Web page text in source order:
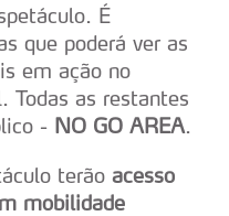
É
que poderá ver as
em ação no
Todas as restantes
- NO GO AREA.
terão acesso
mobilidade